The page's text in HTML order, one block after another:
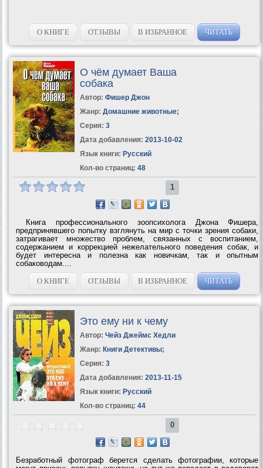
О КНИГЕ ОТЗЫВЫ В ИЗБРАННОЕ ЧИТАТЬ
О чём думает Ваша
собака
Автор: Фишер Джон
Жанр: Домашние животные;
Серия: 3
Дата добавления: 2013-10-02
Язык книги: Русский
Кол-во страниц: 48
1
Книга профессионального зоопсихолога Джона Фишера,
предпринявшего попытку взглянуть на мир с точки зрения собаки,
затрагивает множество проблем, связанных с воспитанием,
содержанием и коррекцией нежелательного поведения собак, и
будет интересна и полезна как новичкам, так и опытным
собаководам....
О КНИГЕ
ОТЗЫВЫ В ИЗБРАННОЕ ЧИТАТЬ
Это ему ни к чему
Автор: Чейз Джеймс Хедли
Жанр: Книги Детективы;
Серия: 3
Дата добавления: 2013-11-15
Язык книги: Русский
Кол-во страниц: 44
0
Безработный фотограф берется сделать фотографии, которые